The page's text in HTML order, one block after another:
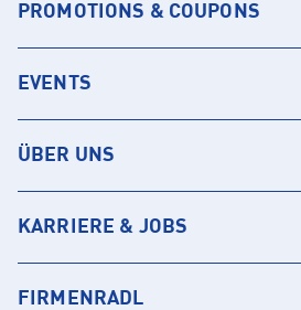
PROMOTIONS & COUPONS
EVENTS
ÜBER UNS
KARRIERE & JOBS
FIRMENRADL